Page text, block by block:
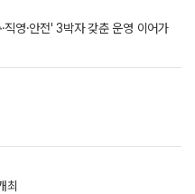
영·안전' 3박자 갖춘 운영 이어가
최